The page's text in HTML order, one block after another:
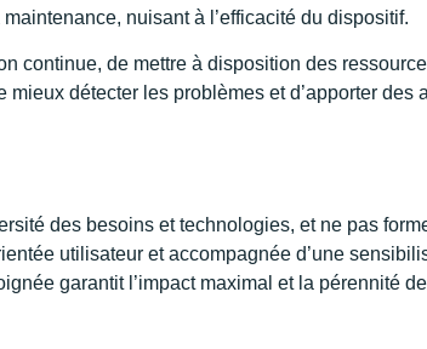
nuisant à l’efficacité du dispositif.
continue, de mettre à disposition des
détecter les problèmes et d’apporter
des besoins et technologies, et ne pas
utilisateur et accompagnée d’une
garantit l’impact maximal et la pérennité